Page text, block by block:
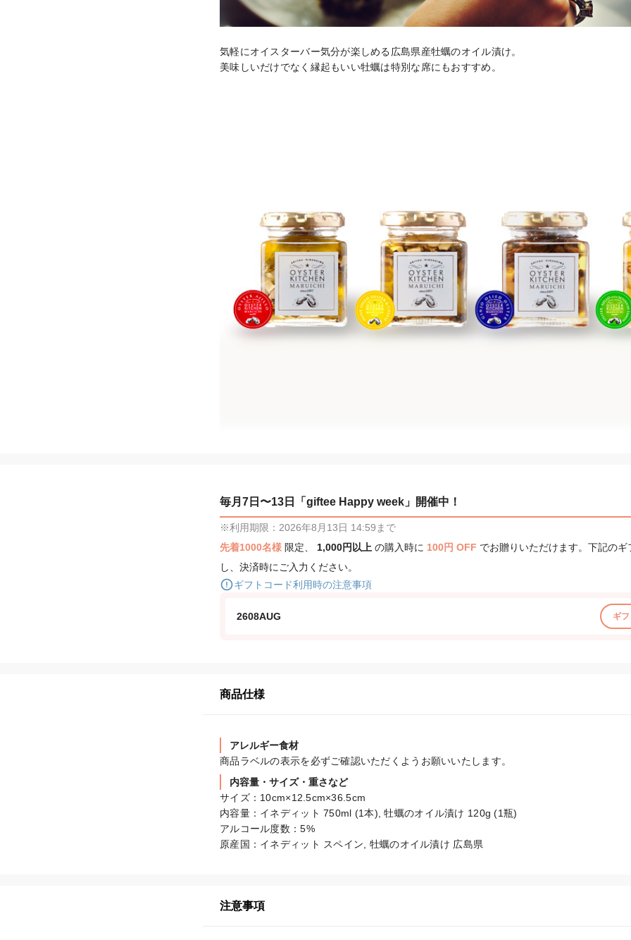
気軽にオイスターバー気分が楽しめる広島県産牡蠣のオイル漬け。
美味しいだけでなく縁起もいい牡蠣は特別な席にもおすすめ。
毎月7日〜13日「giftee Happy week」開催中！
※利用期限：2026年8月13日 14:59まで
先着1000名様 限定、 1,000円以上 の購入時に 100円 OFF でお贈りいただけます。下記の
し、決済時にご入力ください。
ギフトコード利用時の注意事項
2608AUG ギ
商品仕様
アレルギー食材
商品ラベルの表示を必ずご確認いただくようお願いいたします。
内容量・サイズ・重さなど
サイズ：10cm×12.5cm×36.5cm
内容量：イネディット 750ml (1本), 牡蠣のオイル漬け 120g (1瓶)
アルコール度数：5%
原産国：イネディット スペイン, 牡蠣のオイル漬け 広島県
注意事項